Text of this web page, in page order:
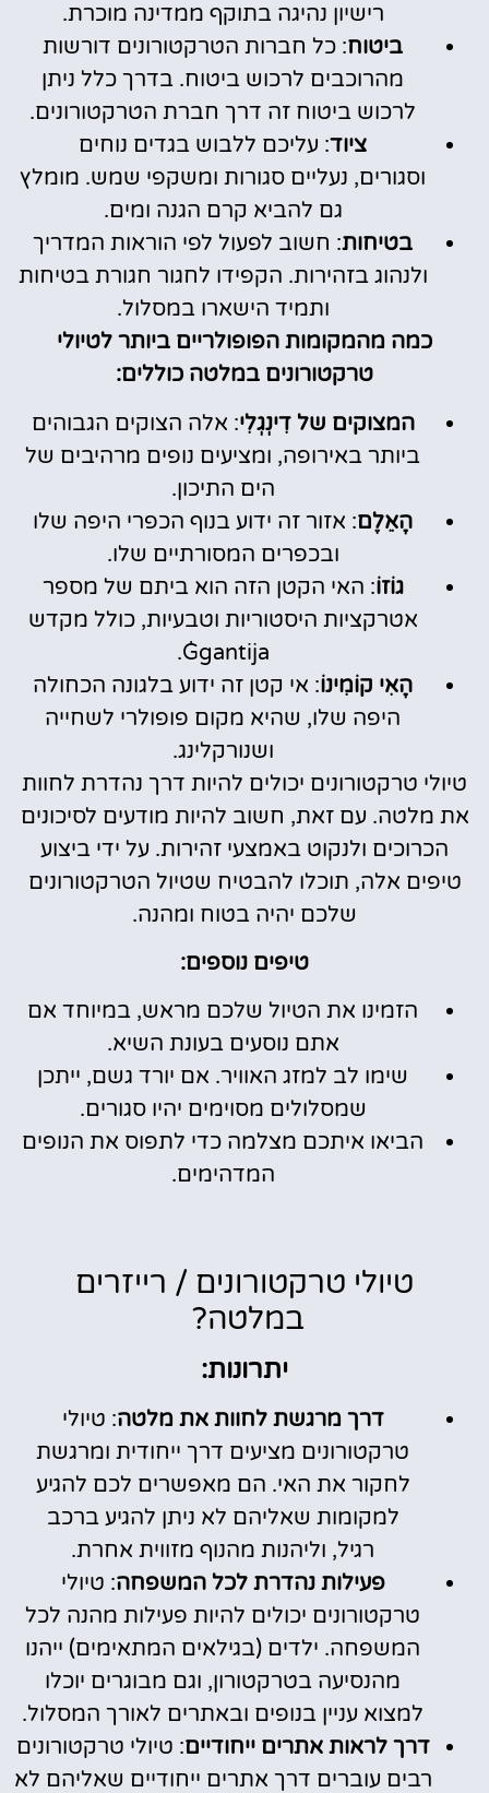
רישיון נהיגה בתוקף ממדינה מוכרת.
ביטוח: כל חברות הטרקטורונים דורשות
מהרוכבים לרכוש ביטוח. בדרך כלל ניתן
לרכוש ביטוח זה דרך חברת הטרקטורונים.
ציוד: עליכם ללבוש בגדים נוחים
וסגורים, נעליים סגורות ומשקפי שמש. מומלץ
גם להביא קרם הגנה ומים.
בטיחות: חשוב לפעול לפי הוראות המדריך
ולנהוג בזהירות. הקפידו לחגור חגורת בטיחות
ותמיד הישארו במסלול.
כמה מהמקומות הפופולריים ביותר לטיולי
טרקטורונים במלטה כוללים:
המצוקים של דִינְגְלִי: אלה הצוקים הגבוהים
ביותר באירופה, ומציעים נופים מרהיבים של
הים התיכון.
הָאֵלֶם: אזור זה ידוע בנוף הכפרי היפה שלו
ובכפרים המסורתיים שלו.
גוֹזוֹ: האי הקטן הזה הוא ביתם של מספר
אטרקציות היסטוריות וטבעיות, כולל מקדש
Ġgantija.
הָאִי קוֹמִינוֹ: אי קטן זה ידוע בלגונה הכחולה
היפה שלו, שהיא מקום פופולרי לשחייה
ושנורקלינג.
טיולי טרקטורונים יכולים להיות דרך נהדרת לחוות
את מלטה. עם זאת, חשוב להיות מודעים לסיכונים
הכרוכים ולנקוט באמצעי זהירות. על ידי ביצוע
טיפים אלה, תוכלו להבטיח שטיול הטרקטורונים
שלכם יהיה בטוח ומהנה.
טיפים נוספים:
הזמינו את הטיול שלכם מראש, במיוחד אם
אתם נוסעים בעונת השיא.
שימו לב למזג האוויר. אם יורד גשם, ייתכן
שמסלולים מסוימים יהיו סגורים.
הביאו איתכם מצלמה כדי לתפוס את הנופים
המדהימים.
טיולי טרקטורונים / רייזרים
במלטה?
יתרונות:
דרך מרגשת לחוות את מלטה: טיולי
טרקטורונים מציעים דרך ייחודית ומרגשת
לחקור את האי. הם מאפשרים לכם להגיע
למקומות שאליהם לא ניתן להגיע ברכב
רגיל, וליהנות מהנוף מזווית אחרת.
פעילות נהדרת לכל המשפחה: טיולי
טרקטורונים יכולים להיות פעילות מהנה לכל
המשפחה. ילדים (בגילאים המתאימים) ייהנו
מהנסיעה בטרקטורון, וגם מבוגרים יוכלו
למצוא עניין בנופים ובאתרים לאורך המסלול.
דרך לראות אתרים ייחודיים: טיולי טרקטורונים
רבים עוברים דרך אתרים ייחודיים שאליהם לא